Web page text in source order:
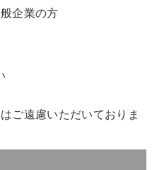
企業の方
ご遠慮いただいておりま